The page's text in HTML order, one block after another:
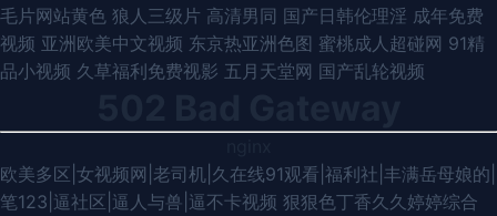
毛片网站黄色 狼人三级片 高清男同 国产日韩伦理淫 成年免费
视频 亚洲欧美中文视频 东京热亚洲色图 蜜桃成人超碰网 91精
品小视频 久草福利免费视影 五月天堂网 国产乱轮视频
欧美多区|女视频网|老司机|久在线91观看|福利社|丰满岳母娘的|
笔123|逼社区|逼人与兽|逼不卡视频 狠狠色丁香久久婷婷综合